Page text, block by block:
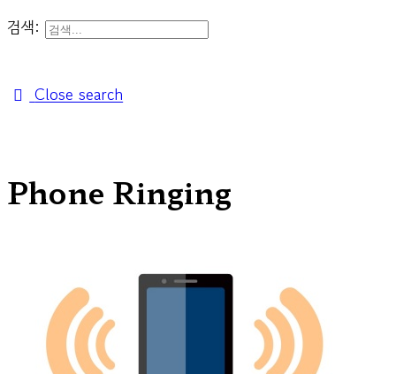
검색:
Close search
Phone Ringing